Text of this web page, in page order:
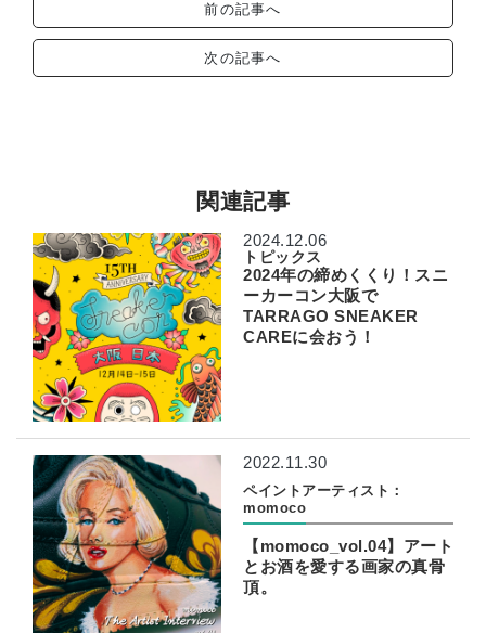
前の記事へ
次の記事へ
関連記事
2024.12.06
トピックス
2024年の締めくくり！スニ
ーカーコン大阪で
TARRAGO SNEAKER
CAREに会おう！
2022.11.30
ペイントアーティスト：
momoco
【momoco_vol.04】アート
とお酒を愛する画家の真骨
頂。